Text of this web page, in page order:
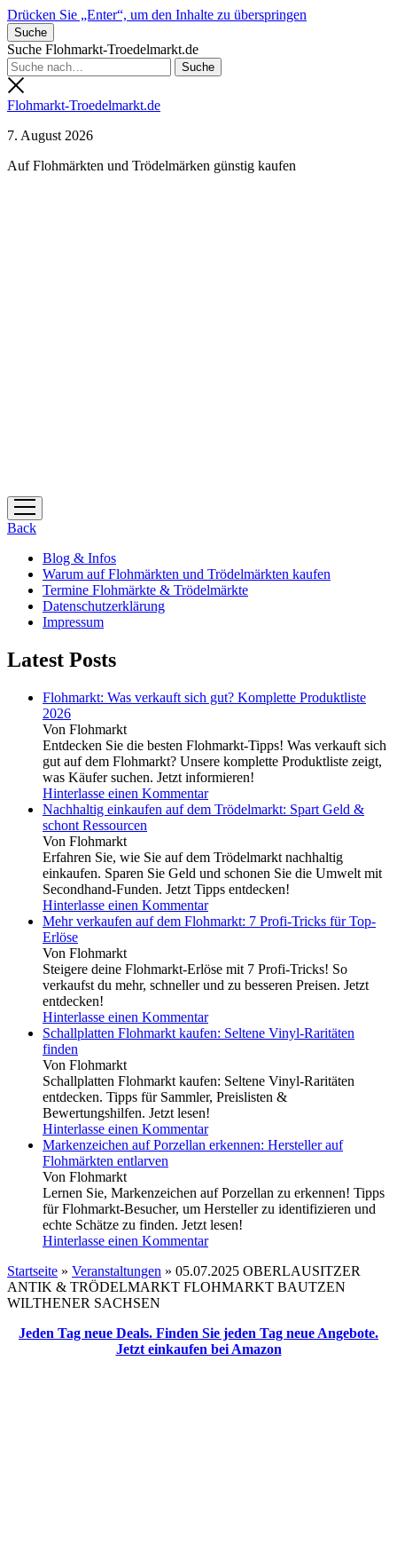
Drücken Sie „Enter“, um den Inhalte zu überspringen
Suche
Suche Flohmarkt-Troedelmarkt.de
Flohmarkt-Troedelmarkt.de
7. August 2026
Auf Flohmärkten und Trödelmärken günstig kaufen
Menü
öffnen
Back
Blog & Infos
Warum auf Flohmärkten und Trödelmärkten kaufen
Termine Flohmärkte & Trödelmärkte
Datenschutzerklärung
Impressum
Latest Posts
Flohmarkt: Was verkauft sich gut? Komplette Produktliste
2026
Von Flohmarkt
Entdecken Sie die besten Flohmarkt-Tipps! Was verkauft sich
gut auf dem Flohmarkt? Unsere komplette Produktliste zeigt,
was Käufer suchen. Jetzt informieren!
Hinterlasse einen Kommentar
Nachhaltig einkaufen auf dem Trödelmarkt: Spart Geld &
schont Ressourcen
Von Flohmarkt
Erfahren Sie, wie Sie auf dem Trödelmarkt nachhaltig
einkaufen. Sparen Sie Geld und schonen Sie die Umwelt mit
Secondhand-Funden. Jetzt Tipps entdecken!
Hinterlasse einen Kommentar
Mehr verkaufen auf dem Flohmarkt: 7 Profi-Tricks für Top-
Erlöse
Von Flohmarkt
Steigere deine Flohmarkt-Erlöse mit 7 Profi-Tricks! So
verkaufst du mehr, schneller und zu besseren Preisen. Jetzt
entdecken!
Hinterlasse einen Kommentar
Schallplatten Flohmarkt kaufen: Seltene Vinyl-Raritäten
finden
Von Flohmarkt
Schallplatten Flohmarkt kaufen: Seltene Vinyl-Raritäten
entdecken. Tipps für Sammler, Preislisten &
Bewertungshilfen. Jetzt lesen!
Hinterlasse einen Kommentar
Markenzeichen auf Porzellan erkennen: Hersteller auf
Flohmärkten entlarven
Von Flohmarkt
Lernen Sie, Markenzeichen auf Porzellan zu erkennen! Tipps
für Flohmarkt-Besucher, um Hersteller zu identifizieren und
echte Schätze zu finden. Jetzt lesen!
Hinterlasse einen Kommentar
Startseite » Veranstaltungen » 05.07.2025 OBERLAUSITZER
ANTIK & TRÖDELMARKT FLOHMARKT BAUTZEN
WILTHENER SACHSEN
Jeden Tag neue Deals. Finden Sie jeden Tag neue Angebote.
Jetzt einkaufen bei Amazon